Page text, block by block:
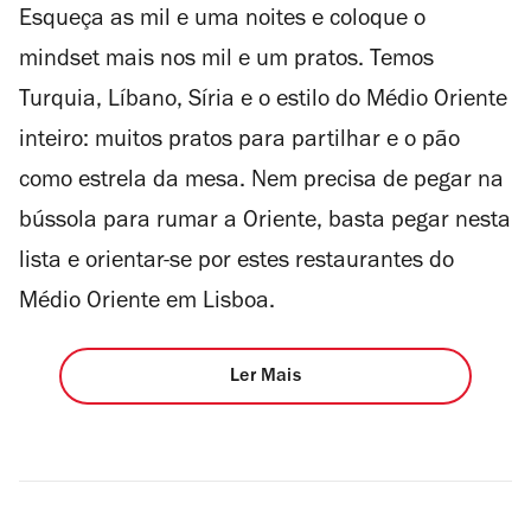
Esqueça as mil e uma noites e coloque o
mindset mais nos mil e um pratos. Temos
Turquia, Líbano, Síria e o estilo do Médio Oriente
inteiro: muitos pratos para partilhar e o pão
como estrela da mesa. Nem precisa de pegar na
bússola para rumar a Oriente, basta pegar nesta
lista e orientar-se por estes restaurantes do
Médio Oriente em Lisboa.
Ler Mais